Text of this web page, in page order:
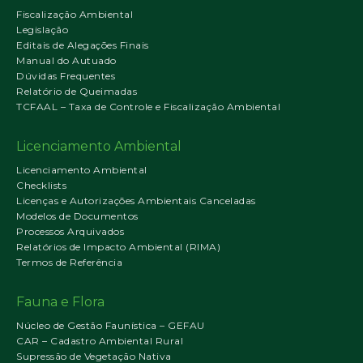
Fiscalização Ambiental
Legislação
Editais de Alegações Finais
Manual do Autuado
Dúvidas Frequentes
Relatório de Queimadas
TCFAAL – Taxa de Controle e Fiscalização Ambiental
Licenciamento Ambiental
Licenciamento Ambiental
Checklists
Licenças e Autorizações Ambientais Canceladas
Modelos de Documentos
Processos Arquivados
Relatórios de Impacto Ambiental (RIMA)
Termos de Referência
Fauna e Flora
Núcleo de Gestão Faunística – GEFAU
CAR – Cadastro Ambiental Rural
Supressão de Vegetação Nativa